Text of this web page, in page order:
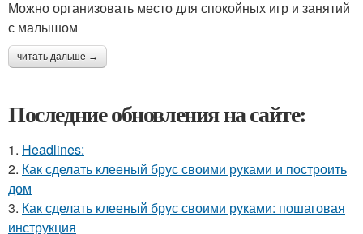
Можно организовать место для спокойных игр и занятий
с малышом
читать дальше →
Последние обновления на сайте:
1. Headlines:
2. Как сделать клееный брус своими руками и построить
дом
3. Как сделать клееный брус своими руками: пошаговая
инструкция